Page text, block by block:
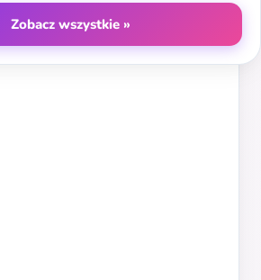
Zobacz wszystkie »